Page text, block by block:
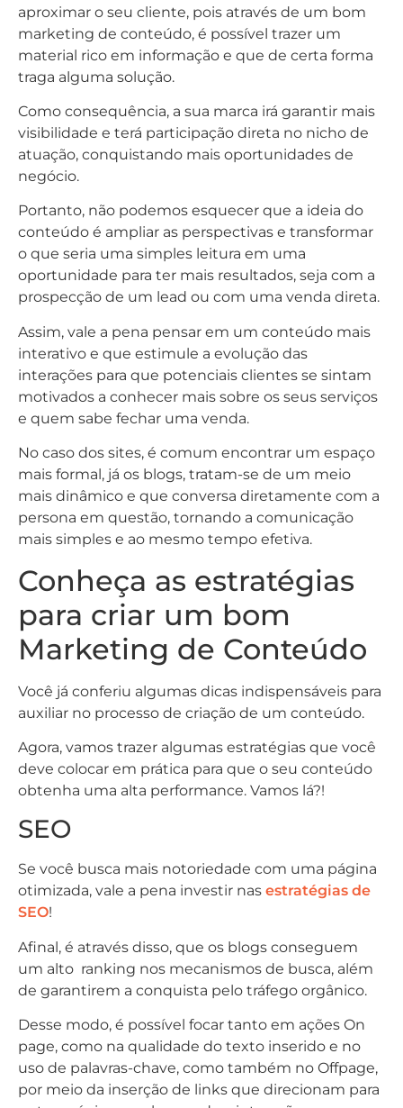
aproximar o seu cliente, pois através de um bom
marketing de conteúdo, é possível trazer um
material rico em informação e que de certa forma
traga alguma solução.
Como consequência, a sua marca irá garantir mais
visibilidade e terá participação direta no nicho de
atuação, conquistando mais oportunidades de
negócio.
Portanto, não podemos esquecer que a ideia do
conteúdo é ampliar as perspectivas e transformar
o que seria uma simples leitura em uma
oportunidade para ter mais resultados, seja com a
prospecção de um lead ou com uma venda direta.
Assim, vale a pena pensar em um conteúdo mais
interativo e que estimule a evolução das
interações para que potenciais clientes se sintam
motivados a conhecer mais sobre os seus serviços
e quem sabe fechar uma venda.
No caso dos sites, é comum encontrar um espaço
mais formal, já os blogs, tratam-se de um meio
mais dinâmico e que conversa diretamente com a
persona em questão, tornando a comunicação
mais simples e ao mesmo tempo efetiva.
Conheça as estratégias
para criar um bom
Marketing de Conteúdo
Você já conferiu algumas dicas indispensáveis para
auxiliar no processo de criação de um conteúdo.
Agora, vamos trazer algumas estratégias que você
deve colocar em prática para que o seu conteúdo
obtenha uma alta performance. Vamos lá?!
SEO
Se você busca mais notoriedade com uma página
otimizada, vale a pena investir nas estratégias de
SEO!
Afinal, é através disso, que os blogs conseguem
um alto ranking nos mecanismos de busca, além
de garantirem a conquista pelo tráfego orgânico.
Desse modo, é possível focar tanto em ações On
page, como na qualidade do texto inserido e no
uso de palavras-chave, como também no Offpage,
por meio da inserção de links que direcionam para